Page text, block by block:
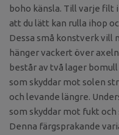
boho känsla. Till varje filt
att du lätt kan rulla ihop
Dessa små konstverk vill
hänger vackert över
består av två lager
som skyddar mot solen
och levande längre.
som skyddar mot fukt
Denna färgsprakande